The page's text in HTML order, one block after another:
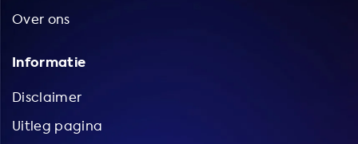
Over ons
Informatie
Disclaimer
Uitleg pagina